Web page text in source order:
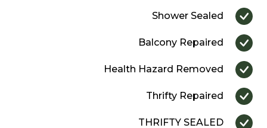
Shower Sealed
Balcony Repaired
Health Hazard Removed
Thrifty Repaired
THRIFTY SEALED